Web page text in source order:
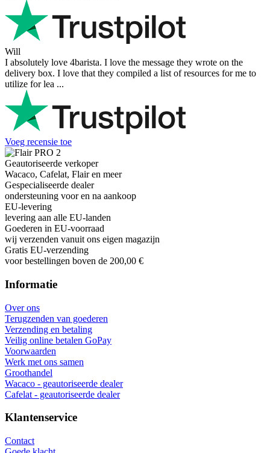
Will
I absolutely love 4barista. I love the message they wrote on the
delivery box. I love that they compiled a list of resources for me to
utilize for lea ...
Voeg recensie toe
Geautoriseerde verkoper
Wacaco, Cafelat, Flair en meer
Gespecialiseerde dealer
ondersteuning voor en na aankoop
EU-levering
levering aan alle EU-landen
Goederen in EU-voorraad
wij verzenden vanuit ons eigen magazijn
Gratis EU-verzending
voor bestellingen boven de 200,00 €
Informatie
Over ons
Terugzenden van goederen
Verzending en betaling
Veilig online betalen GoPay
Voorwaarden
Werk met ons samen
Groothandel
Wacaco - geautoriseerde dealer
Cafelat - geautoriseerde dealer
Klantenservice
Contact